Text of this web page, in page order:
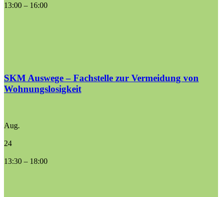
13:00 – 16:00
SKM Auswege – Fachstelle zur Vermeidung von
Wohnungslosigkeit
Aug.
24
13:30 – 18:00